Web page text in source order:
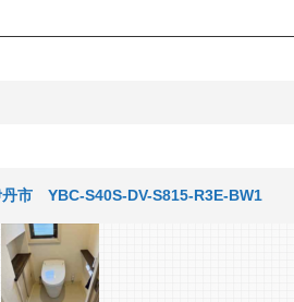
市 YBC-S40S-DV-S815-R3E-BW1